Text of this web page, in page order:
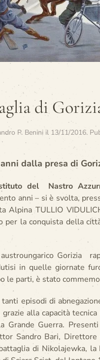
di
P. Benini il 13/11/2016.
dalla presa di
del Nastro
anni – si è svolta,
Alpina TULLIO
per la conquista della
austroungarico Gorizia
in quelle giornate
le parti, è stato
episodi di
alla capacità
Grande Guerra.
Sandro Bari,
di Nikolajewka,